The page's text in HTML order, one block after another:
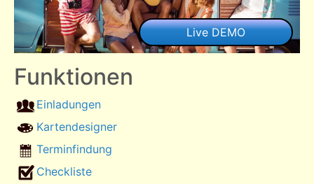
Funktionen
Einladungen
Kartendesigner
Terminfindung
Checkliste